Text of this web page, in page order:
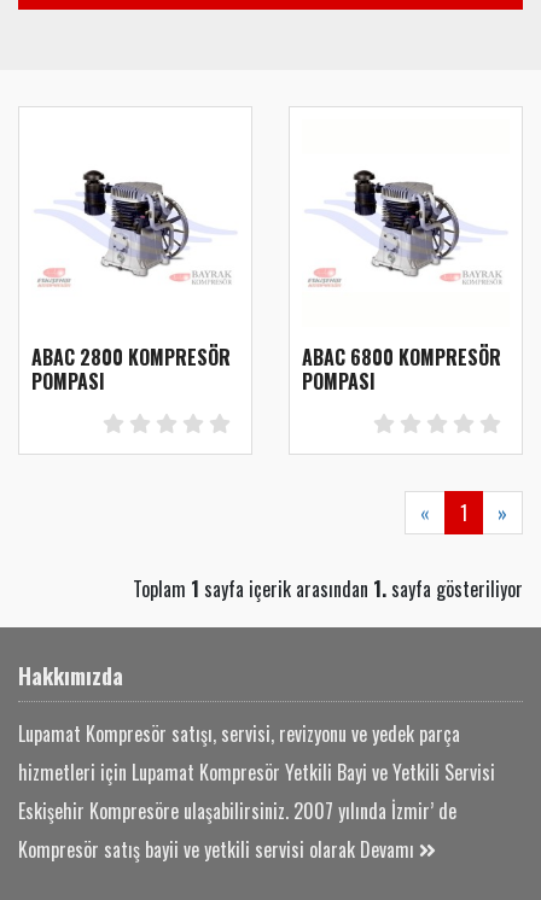
ABAC 2800 KOMPRESÖR
POMPASI
ABAC 6800 KOMPRESÖR
POMPASI
« 1 »
Toplam 1 sayfa içerik arasından 1.sayfa gösteriliyor
Hakkımızda
Lupamat Kompresör satışı, servisi, revizyonu ve yedek parça
hizmetleri için Lupamat Kompresör Yetkili Bayi ve Yetkili Servisi
Eskişehir Kompresöre ulaşabilirsiniz. 2007 yılında İzmir’ de
Kompresör satış bayii ve yetkili servisi olarak Devamı